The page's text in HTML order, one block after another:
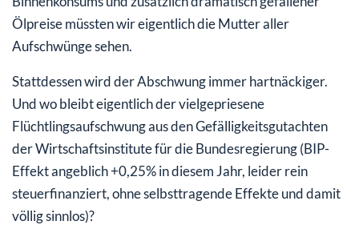
Ölpreise müssten wir eigentlich die Mutter aller
Aufschwünge sehen.
Stattdessen wird der Abschwung immer hartnäckiger.
Und wo bleibt eigentlich der vielgepriesene
Flüchtlingsaufschwung aus den Gefälligkeitsgutachten
der Wirtschaftsinstitute für die Bundesregierung (BIP-
Effekt angeblich +0,25% in diesem Jahr, leider rein
steuerfinanziert, ohne selbsttragende Effekte und damit
völlig sinnlos)?